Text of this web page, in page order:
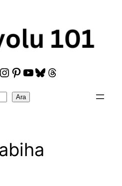
Instagram
Pinterest
YouTube
Bluesky
Threads
Ara